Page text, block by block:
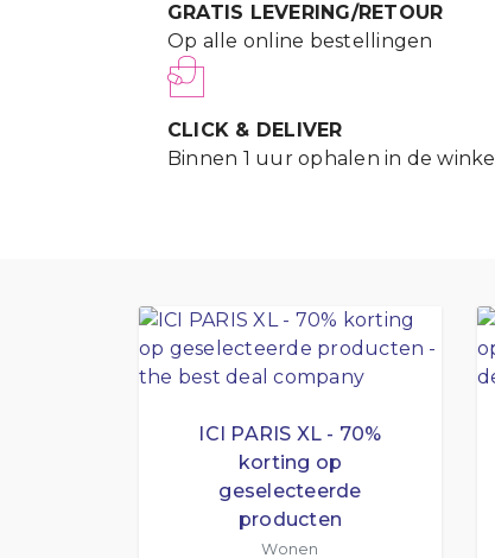
GRATIS LEVERING/RETOUR
Op alle online bestellingen
CLICK & DELIVER
Binnen 1 uur ophalen in de winkel
ICI PARIS XL - 70%
korting op
geselecteerde
producten
Wonen